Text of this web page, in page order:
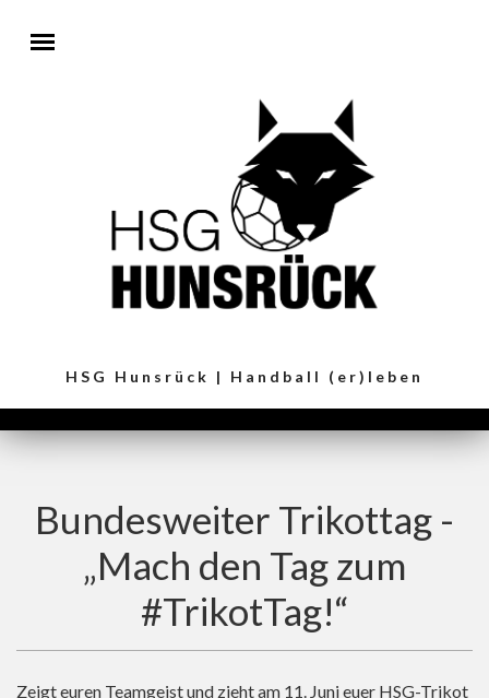
HSG Hunsrück | Handball (er)leben
Bundesweiter Trikottag -
„Mach den Tag zum
#TrikotTag!“
Zeigt euren Teamgeist und zieht am 11. Juni euer HSG-Trikot